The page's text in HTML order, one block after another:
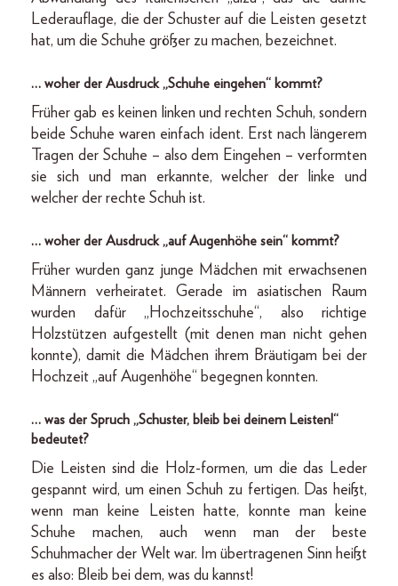
Lederauflage, die der Schuster auf die Leisten gesetzt
hat, um die Schuhe größer zu machen, bezeichnet.
… woher der Ausdruck „Schuhe eingehen“ kommt?
Früher gab es keinen linken und rechten Schuh, sondern
beide Schuhe waren einfach ident. Erst nach längerem
Tragen der Schuhe – also dem Eingehen – verformten
sie sich und man erkannte, welcher der linke und
welcher der rechte Schuh ist.
… woher der Ausdruck „auf Augenhöhe sein“ kommt?
Früher wurden ganz junge Mädchen mit erwachsenen
Männern verheiratet. Gerade im asiatischen Raum
wurden dafür „Hochzeitsschuhe“, also richtige
Holzstützen aufgestellt (mit denen man nicht gehen
konnte), damit die Mädchen ihrem Bräutigam bei der
Hochzeit „auf Augenhöhe“ begegnen konnten.
… was der Spruch „Schuster, bleib bei deinem Leisten!“
bedeutet?
Die Leisten sind die Holz-formen, um die das Leder
gespannt wird, um einen Schuh zu fertigen. Das heißt,
wenn man keine Leisten hatte, konnte man keine
Schuhe machen, auch wenn man der beste
Schuhmacher der Welt war. Im übertragenen Sinn heißt
es also: Bleib bei dem, was du kannst!